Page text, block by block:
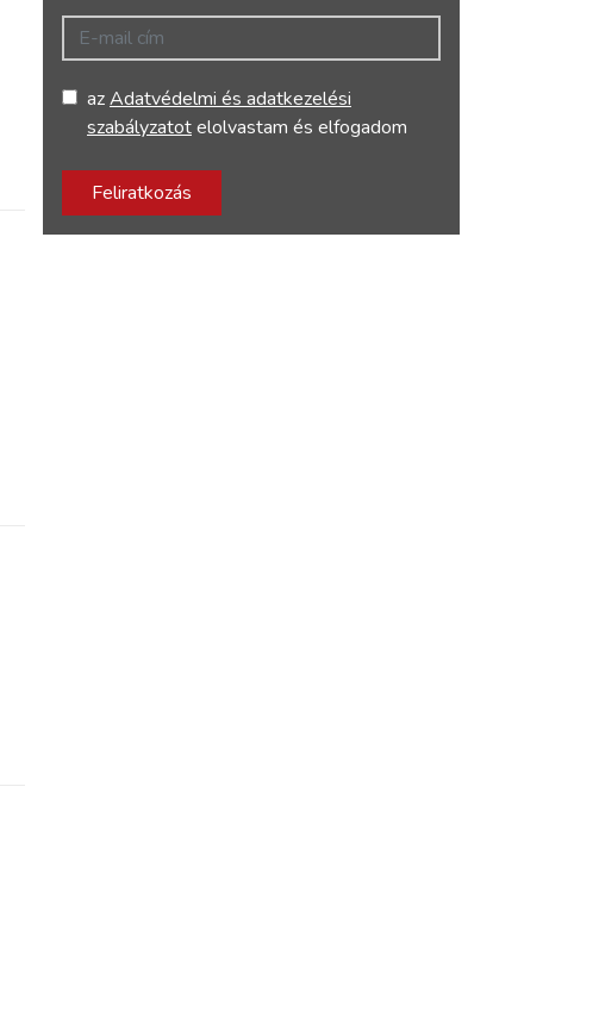
E-mail cím
azAdatvédelmi és adatkezelési
szabályzatotelolvastam és elfogadom
Feliratkozás